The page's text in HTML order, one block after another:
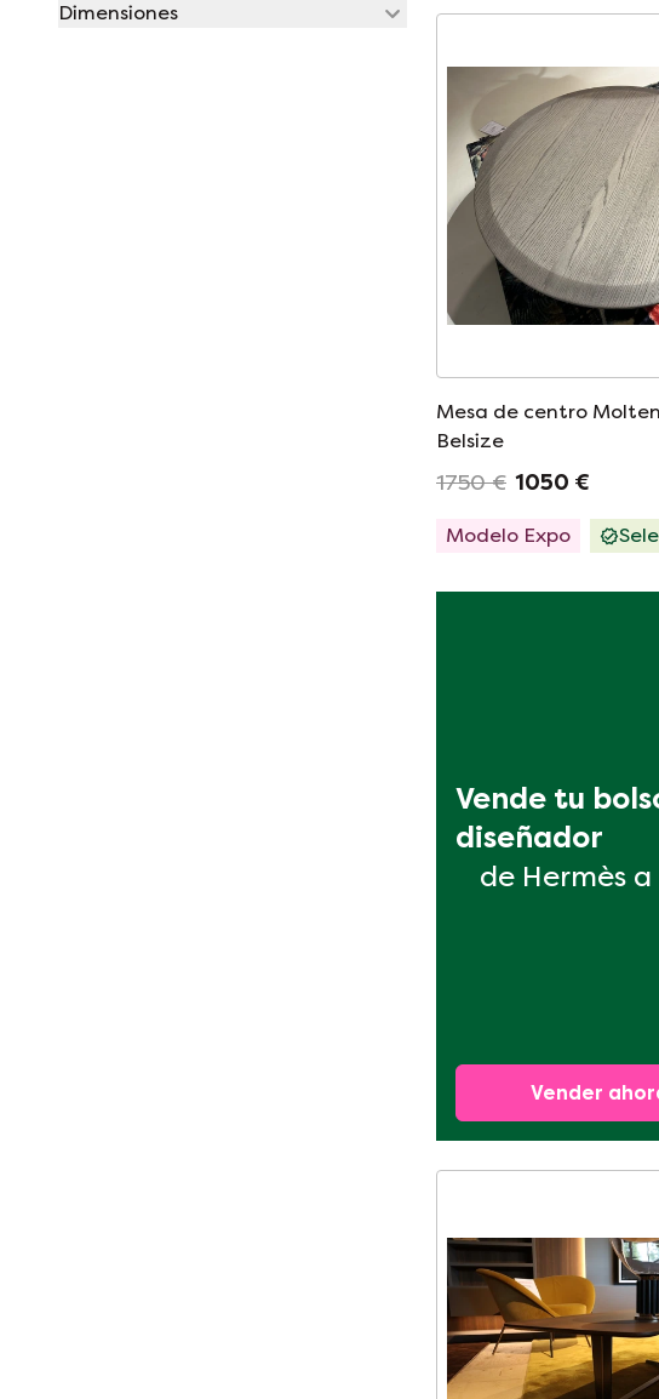
Dimensiones
Mesa de centro
Belsize
1750 € 1050 €
Modelo Expo
Vende tu
diseñador
de Hermès
Vender